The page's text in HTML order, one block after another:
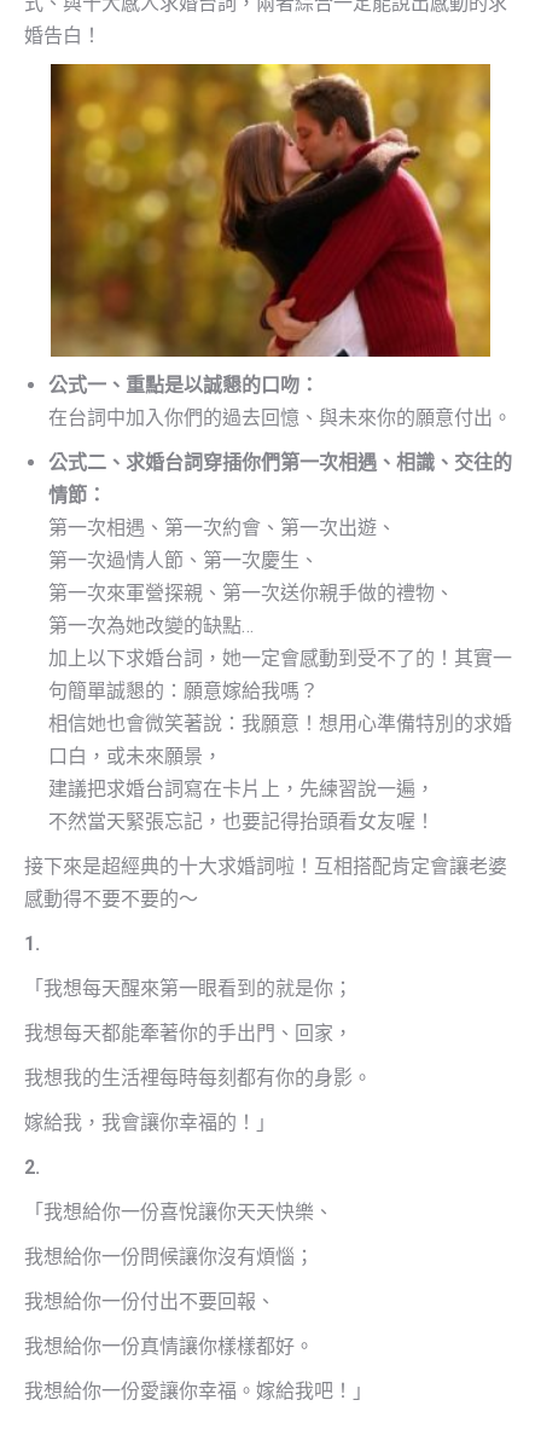
婚告白！
公式一、重點是以誠懇的口吻：
在台詞中加入你們的過去回憶、與未來你的願意付出。
公式二、求婚台詞穿插你們第一次相遇、相識、交往的
情節：
第一次相遇、第一次約會、第一次出遊、
第一次過情人節、第一次慶生、
第一次來軍營探親、第一次送你親手做的禮物、
第一次為她改變的缺點…
加上以下求婚台詞，她一定會感動到受不了的！其實一
句簡單誠懇的：願意嫁給我嗎？
相信她也會微笑著說：我願意！想用心準備特別的求婚
口白，或未來願景，
建議把求婚台詞寫在卡片上，先練習說一遍，
不然當天緊張忘記，也要記得抬頭看女友喔！
接下來是超經典的十大求婚詞啦！互相搭配肯定會讓老婆
感動得不要不要的～
1.
「我想每天醒來第一眼看到的就是你；
我想每天都能牽著你的手出門、回家，
我想我的生活裡每時每刻都有你的身影。
嫁給我，我會讓你幸福的！」
2.
「我想給你一份喜悅讓你天天快樂、
我想給你一份問候讓你沒有煩惱；
我想給你一份付出不要回報、
我想給你一份真情讓你樣樣都好。
我想給你一份愛讓你幸福。嫁給我吧！」